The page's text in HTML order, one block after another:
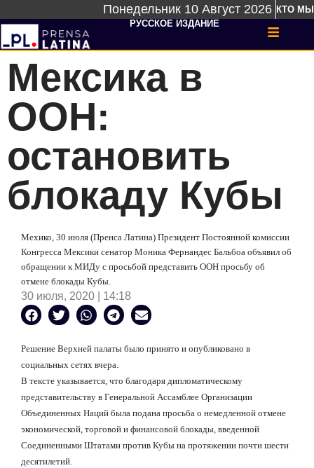
Понедельник 10 Август 2026 КТО МЫ
РУССКОЕ ИЗДАНИЕ
Мексика в
ООН:
остановить
блокаду Кубы
Мехико, 30 июля (Пренса Латина) Президент Постоянной комиссии
Конгресса Мексики сенатор Моника Фернандес Бальбоа объявил об
обращении к МИДу с просьбой представить ООН просьбу об
отмене блокады Кубы.
30 июля, 2020 | 14:18
Решение Верхней палаты было принято и опубликовано в
социальных сетях вчера.
В тексте указывается, что благодаря дипломатическому
представительству в Генеральной Ассамблее Организации
Объединенных Наций была подана просьба о немедленной отмене
экономической, торговой и финансовой блокады, введенной
Соединенными Штатами против Кубы на протяжении почти шести
десятилетий.